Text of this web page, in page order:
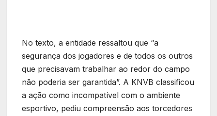
No texto, a entidade ressaltou que “a
segurança dos jogadores e de todos os outros
que precisavam trabalhar ao redor do campo
não poderia ser garantida”. A KNVB classificou
a ação como incompatível com o ambiente
esportivo, pediu compreensão aos torcedores